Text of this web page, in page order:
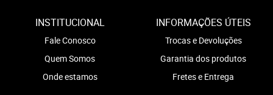
INSTITUCIONAL
Fale Conosco
Quem Somos
Onde estamos
INFORMAÇÕES ÚTEIS
Trocas e Devoluções
Garantia dos produtos
Fretes e Entrega